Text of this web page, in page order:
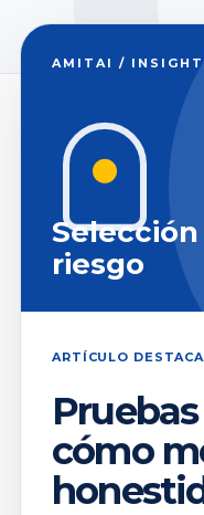
AMITAI /
riesgo
ARTÍCULO
cómo